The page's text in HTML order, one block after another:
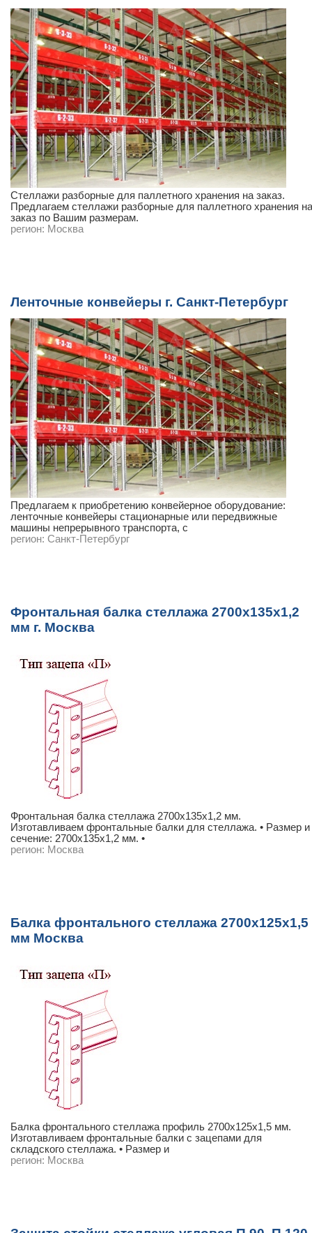
Стеллажи разборные для паллетного хранения на заказ.
Предлагаем стеллажи разборные для паллетного хранения на
заказ по Вашим размерам.
регион: Москва
Ленточные конвейеры г. Санкт-Петербург
Предлагаем к приобретению конвейерное оборудование:
ленточные конвейеры стационарные или передвижные
машины непрерывного транспорта, с
регион: Санкт-Петербург
Фронтальная балка стеллажа 2700х135х1,2
мм г. Москва
Фронтальная балка стеллажа 2700х135х1,2 мм.
Изготавливаем фронтальные балки для стеллажа. • Размер и
сечение: 2700х135х1,2 мм. •
регион: Москва
Балка фронтального стеллажа 2700х125х1,5
мм Москва
Балка фронтального стеллажа профиль 2700х125х1,5 мм.
Изготавливаем фронтальные балки с зацепами для
складского стеллажа. • Размер и
регион: Москва